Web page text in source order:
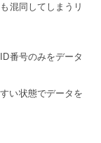
混同してしまうリ
番号のみをデータ
い状態でデータを